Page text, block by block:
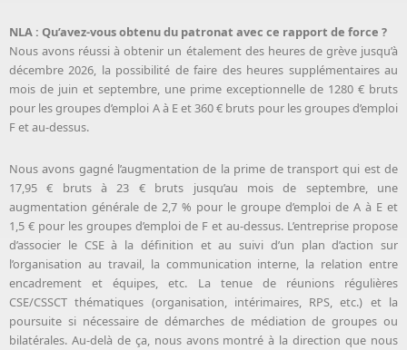
NLA : Qu’avez-vous obtenu du patronat avec ce rapport de force ?
Nous avons réussi à obtenir un étalement des heures de grève jusqu’à
décembre 2026, la possibilité de faire des heures supplémentaires au
mois de juin et septembre, une prime exceptionnelle de 1280 € bruts
pour les groupes d’emploi A à E et 360 € bruts pour les groupes d’emploi
F et au-dessus.
Nous avons gagné l’augmentation de la prime de transport qui est de
17,95 € bruts à 23 € bruts jusqu’au mois de septembre, une
augmentation générale de 2,7 % pour le groupe d’emploi de A à E et
1,5 € pour les groupes d’emploi de F et au-dessus. L’entreprise propose
d’associer le CSE à la définition et au suivi d’un plan d’action sur
l’organisation au travail, la communication interne, la relation entre
encadrement et équipes, etc. La tenue de réunions régulières
CSE/CSSCT thématiques (organisation, intérimaires, RPS, etc.) et la
poursuite si nécessaire de démarches de médiation de groupes ou
bilatérales. Au-delà de ça, nous avons montré à la direction que nous